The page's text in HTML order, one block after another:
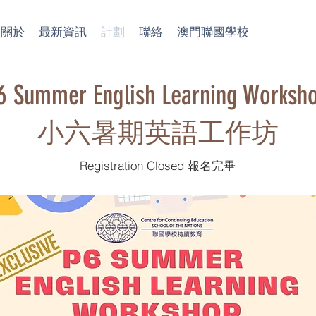
關於 最新資訊 計劃 聯絡 澳門聯國學校
Summer English Learning
​小六暑期英語工作坊
Registration Closed 報名完畢